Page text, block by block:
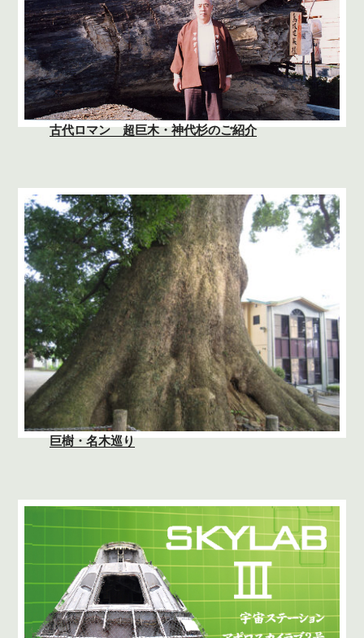
古代ロマン 超巨木・神代杉のご紹介
巨樹・名木巡り